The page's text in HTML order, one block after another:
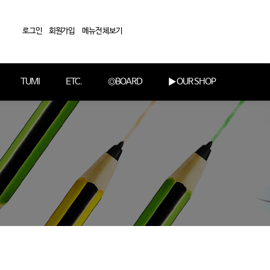
로그인 회원가입 메뉴전체보기
TUMI ETC. ◎BOARD ▶ OUR SHOP